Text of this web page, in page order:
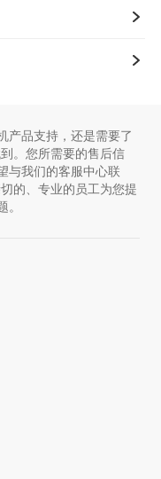
产品支持，还是需要了
。您所需要的售后信
与我们的客服中心联
的、专业的员工为您提